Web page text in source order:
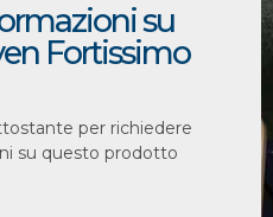
su
Fortissimo
per richiedere
su questo prodotto